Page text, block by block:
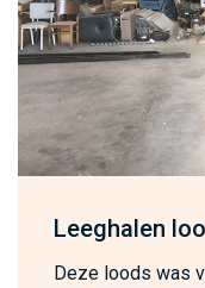
Leeghalen
Deze loods was